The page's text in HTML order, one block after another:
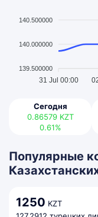
140.500000
140.000000
139.500000
31 Jul 00:00
Сегодня
0.86579 KZT
0.61%
Популярные
1250 KZT